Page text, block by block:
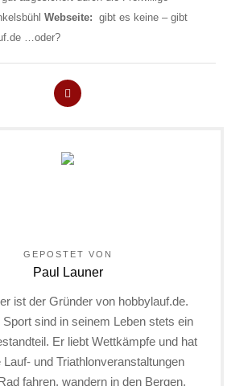
Webseite: gibt es keine – gibt
…oder?
GEPOSTET VON
Paul Launer
ist der Gründer von hobbylauf.de.
Sport sind in seinem Leben stets ein
Er liebt Wettkämpfe und hat
Lauf- und Triathlonveranstaltungen
fahren, wandern in den Bergen,